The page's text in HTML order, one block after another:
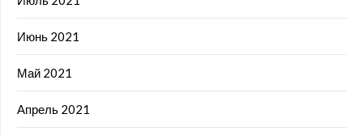
Июнь 2021
Май 2021
Апрель 2021